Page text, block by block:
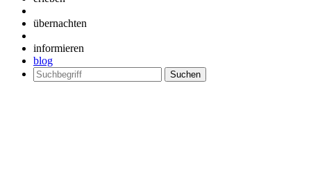
übernachten
informieren
blog
Suchen
nach: